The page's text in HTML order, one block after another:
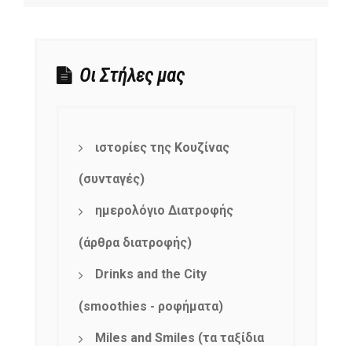
Οι Στήλες μας
ιστορίες της Κουζίνας
(συνταγές)
ημερολόγιο Διατροφής
(άρθρα διατροφής)
Drinks and the City
(smoothies - ροφήματα)
Miles and Smiles (τα ταξίδια